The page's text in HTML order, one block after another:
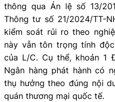
thông qua Án lệ số 13/
Thông tư số 21/2024/TT-
kiểm soát rủi ro theo
này vẫn tôn trọng tính
của L/C. Cụ thể, khoản 1
Ngân hàng phát hành có
thụ hưởng theo đúng nội
quán thương mại quốc tế.